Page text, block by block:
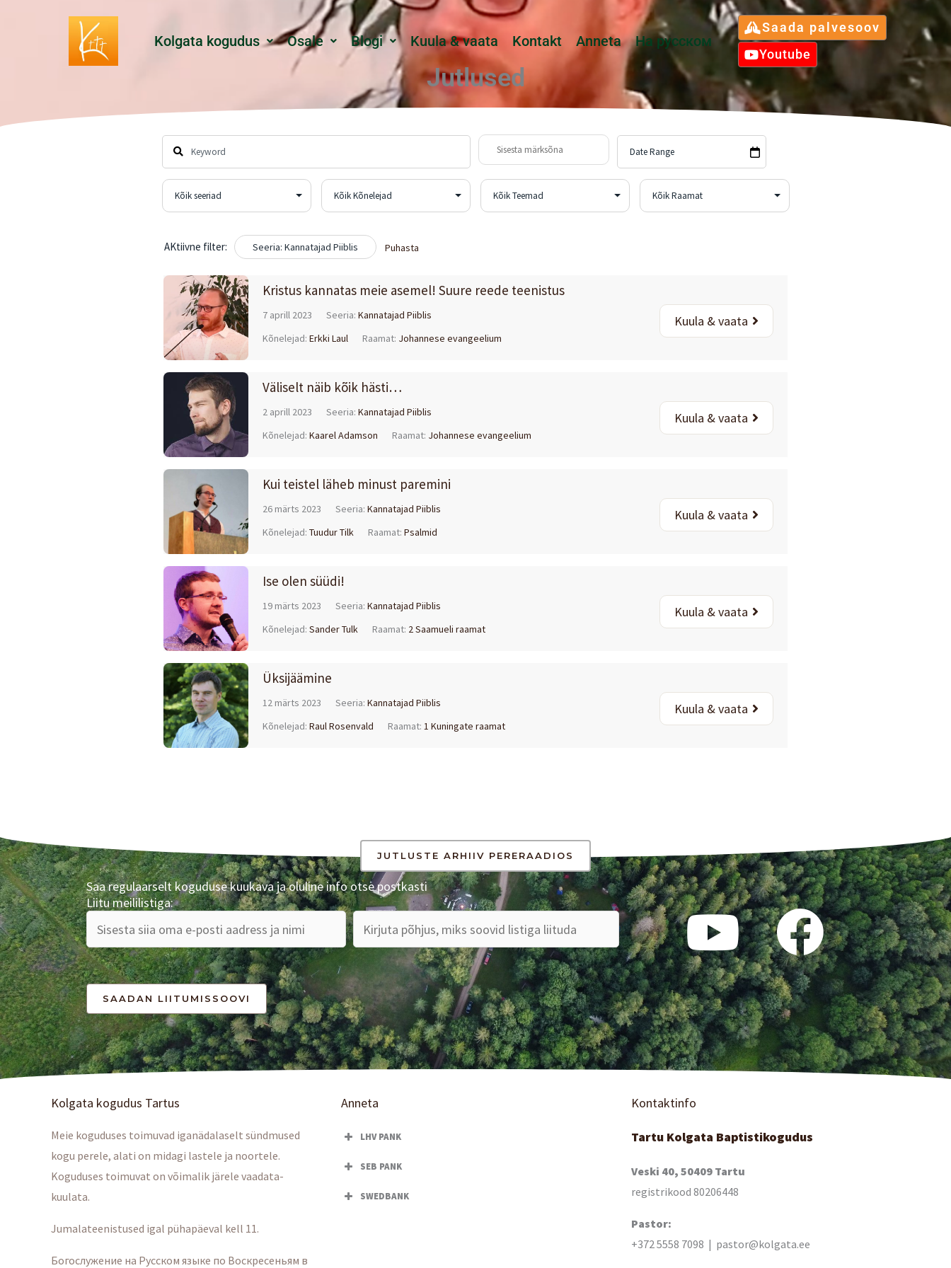
Kolgata kogudus Osale Blogi Kuula & vaata Kontakt Anneta Hа русском
Youtube
Saada palvesoov
Jutlused
AKtiivne filter: Seeria: Kannatajad Piiblis Puhasta
Kristus kannatas meie asemel! Suure reede teenistus
7 aprill 2023 Seeria: Kannatajad Piiblis
Kõnelejad: Erkki Laul Raamat: Johannese evangeelium
Kuula & vaata
Väliselt näib kõik hästi…
2 aprill 2023 Seeria: Kannatajad Piiblis
Kõnelejad: Kaarel Adamson Raamat: Johannese evangeelium
Kuula & vaata
Kui teistel läheb minust paremini
26 märts 2023 Seeria: Kannatajad Piiblis
Kõnelejad: Tuudur Tilk Raamat: Psalmid
Kuula & vaata
Ise olen süüdi!
19 märts 2023 Seeria: Kannatajad Piiblis
Kõnelejad: Sander Tulk Raamat: 2 Saamueli raamat
Kuula & vaata
Üksijäämine
12 märts 2023 Seeria: Kannatajad Piiblis
Kõnelejad: Raul Rosenvald Raamat: 1 Kuningate raamat
Kuula & vaata
JUTLUSTE ARHIIV PERERAADIOS
Saa regulaarselt koguduse kuukava ja oluline info otse postkasti
Liitu meililistiga:
Kolgata kogudus Tartus
Meie koguduses toimuvad iganädalaselt sündmused
kogu perele, alati on midagi lastele ja noortele.
Koguduses toimuvat on võimalik järele vaadata-
kuulata.
Jumalateenistused igal pühapäeval kell 11.
Богослужение на Русском языке по Воскресеньям в
Anneta
LHV PANK
SEB PANK
SWEDBANK
Kontaktinfo
Tartu Kolgata Baptistikogudus
Veski 40, 50409 Tartu
registrikood 80206448
Pastor:
+372 5558 7098 | pastor@kolgata.ee